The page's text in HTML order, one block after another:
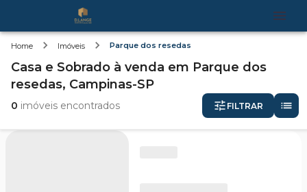
Home Imóveis Parque dos resedas
Casa e Sobrado à venda em Parque dos
resedas, Campinas-SP
0 imóveis encontrados FILTRAR